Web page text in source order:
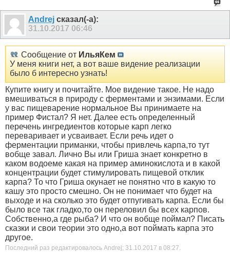
Andrej сказал(-а):
31.10.2017 06:46
Сообщение от ИльяКем
У меня книги нет, а вот ваше видение реализации
было б интересно узнать!
Купите книгу и почитайте. Мое видение такое. Не надо
вмешиваться в природу с ферментами и энзимами. Если
у вас пищеварение нормальное Вы принимаете на
пример Фистал? Я нет. Далее есть определенный
перечень ингредиентов которые карп легко
переваривает и усваивает. Если речь идет о
ферментации приманки, чтобы привлечь карпа,то тут
вобще завал. Лично Вы или Гриша знает конкретно в
каком водоеме какая на пример аминокислота и в какой
концентрации будет стимулировать пищевой отклик
карпа? То что Гриша окунает не понятно что в какую то
кашу это просто смешно. Он не понимает что будет на
выходе и на сколько это будет отпугивать карпа. Если бы
было все так гладко,то он переловил бы всех карпов.
Собственно,а где рыба? И что он вобще поймал? Писать
сказки и свои теории это одно,а вот поймать карпа это
другое.
Последний раз редактировалось Andrej; 31.10.2017 в 08:27